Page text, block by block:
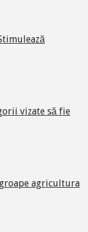
vizate să fie
agricultura